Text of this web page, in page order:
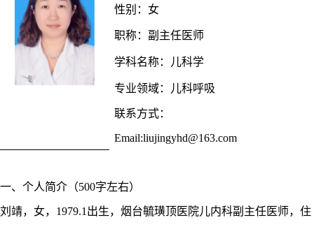
性别： 女
职称： 副主任医师
学科名称： 儿科学
专业领域： 儿科呼吸
联系方式：
Email:liujingyhd@163.com
一、个人简介（500字左右）
刘靖，女， 1979.1出生，烟台毓璜顶医院儿内科副主任医师，住